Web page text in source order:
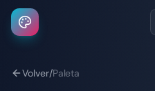
Volver/Paleta